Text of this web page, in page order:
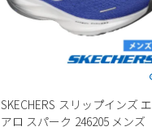
SKECHERS スリップインズ エ
アロ スパーク 246205 メンズ